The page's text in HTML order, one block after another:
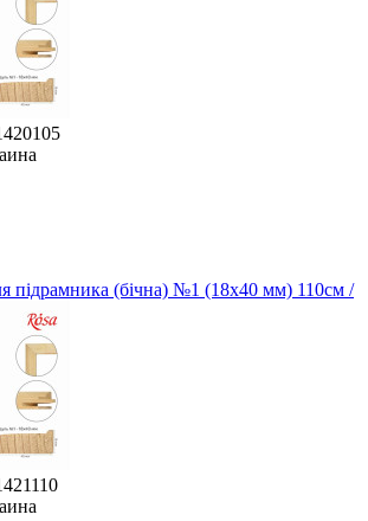
підрамника (бічна) №1 (18х40 мм) 110см /